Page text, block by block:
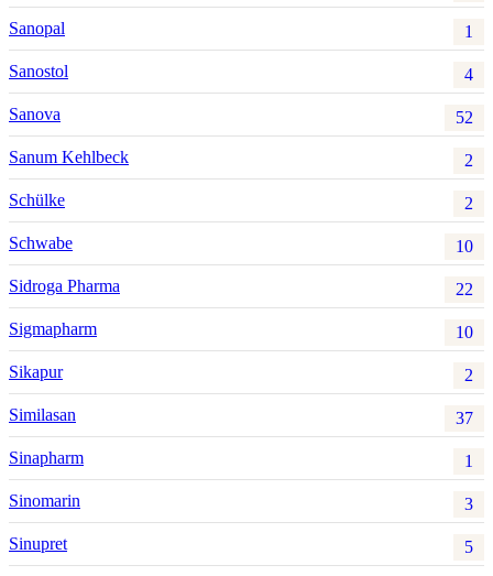
Sanopal 1
Sanostol 4
Sanova 52
Sanum Kehlbeck 2
Schülke 2
Schwabe 10
Sidroga Pharma 22
Sigmapharm 10
Sikapur 2
Similasan 37
Sinapharm 1
Sinomarin 3
Sinupret 5